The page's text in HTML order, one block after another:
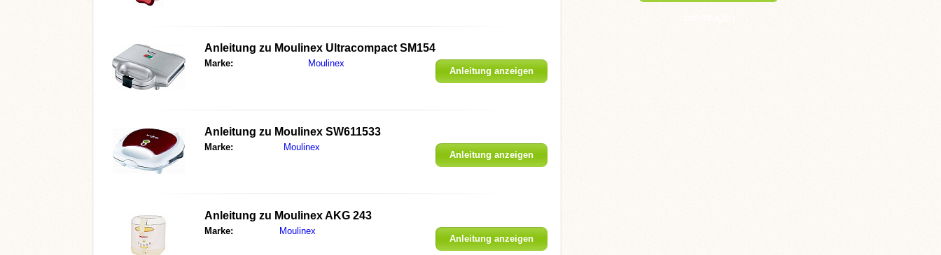
Anleitung zu Moulinex Ultracompact SM154
Marke: Moulinex
Anleitung anzeigen
Anleitung zu Moulinex SW611533
Marke: Moulinex
Anleitung anzeigen
Anleitung zu Moulinex AKG 243
Marke: Moulinex
Anleitung anzeigen